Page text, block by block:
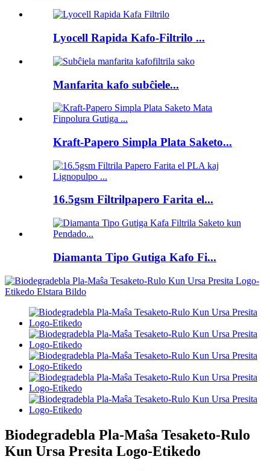
Lyocell Rapida Kafo-Filtrilo ...
Manfarita kafo subĉiele...
Kraft-Papero Simpla Plata Saketo...
16.5gsm Filtrilpapero Farita el...
Diamanta Tipo Gutiga Kafo Fi...
Biodegradebla Pla-Maŝa Tesaketo-Rulo
Kun Ursa Presita Logo-Etikedo